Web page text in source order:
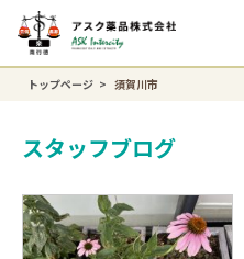
トップページ 須賀川市
スタッフブログ